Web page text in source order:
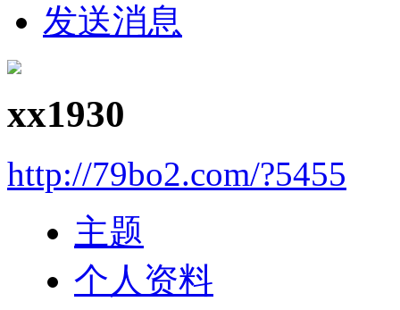
发送消息
xx1930
http://79bo2.com/?5455
主题
个人资料